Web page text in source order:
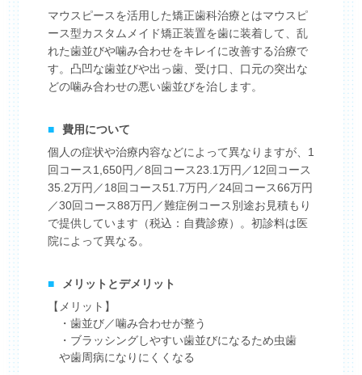
マウスピースを活用した矯正歯科治療とはマウスピ
ース型カスタムメイド矯正装置を歯に装着して、乱
れた歯並びや噛み合わせをキレイに改善する治療で
す。凸凹な歯並びや出っ歯、受け口、口元の突出な
どの噛み合わせの悪い歯並びを治します。
■
費用について
個人の症状や治療内容などによって異なりますが、1
回コース1,650円／8回コース23.1万円／12回コース
35.2万円／18回コース51.7万円／24回コース66万円
／30回コース88万円／難症例コース別途お見積もり
で提供しています（税込：自費診療）。初診料は医
院によって異なる。
■
メリットとデメリット
【メリット】
・歯並び／噛み合わせが整う
・ブラッシングしやすい歯並びになるため虫歯
や歯周病になりにくくなる